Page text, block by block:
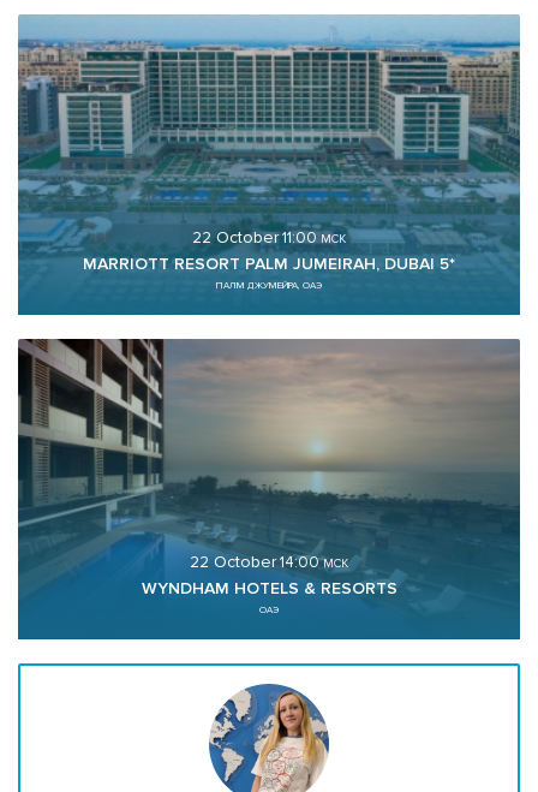
22 October11:00 МСК
MARRIOTT RESORT PALM JUMEIRAH, DUBAI 5*
ПАЛМ ДЖУМЕЙРА, ОАЭ
22 October14:00 МСК
WYNDHAM HOTELS & RESORTS
ОАЭ